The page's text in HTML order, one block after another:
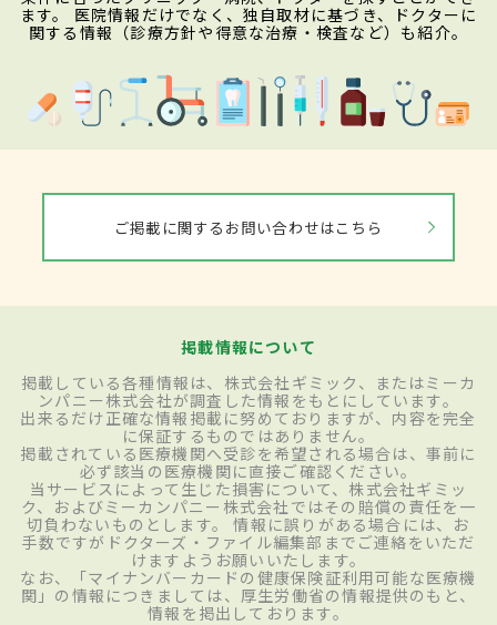
ます。 医院情報だけでなく、独自取材に基づき、ドクターに
関する情報（診療方針や得意な治療・検査など）も紹介。
ご掲載に関するお問い合わせはこちら
掲載情報について
掲載している各種情報は、株式会社ギミック、またはミーカ
ンパニー株式会社が調査した情報をもとにしています。
出来るだけ正確な情報掲載に努めておりますが、内容を完全
に保証するものではありません。
掲載されている医療機関へ受診を希望される場合は、事前に
必ず該当の医療機関に直接ご確認ください。
当サービスによって生じた損害について、株式会社ギミッ
ク、およびミーカンパニー株式会社ではその賠償の責任を一
切負わないものとします。 情報に誤りがある場合には、お
手数ですがドクターズ・ファイル編集部までご連絡をいただ
けますようお願いいたします。
なお、「マイナンバーカードの健康保険証利用可能な医療機
関」の情報につきましては、厚生労働省の情報提供のもと、
情報を掲出しております。